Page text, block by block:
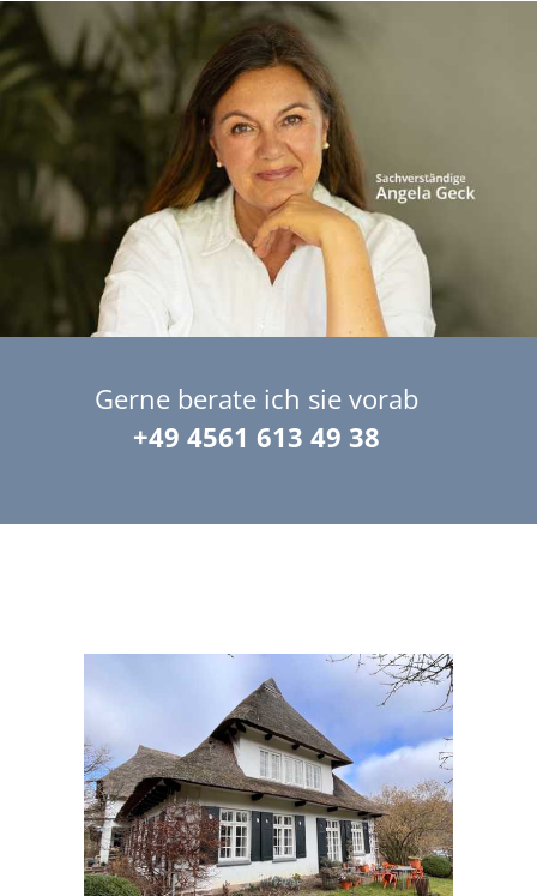
Gerne berate ich sie vorab
+49 4561 613 49 38